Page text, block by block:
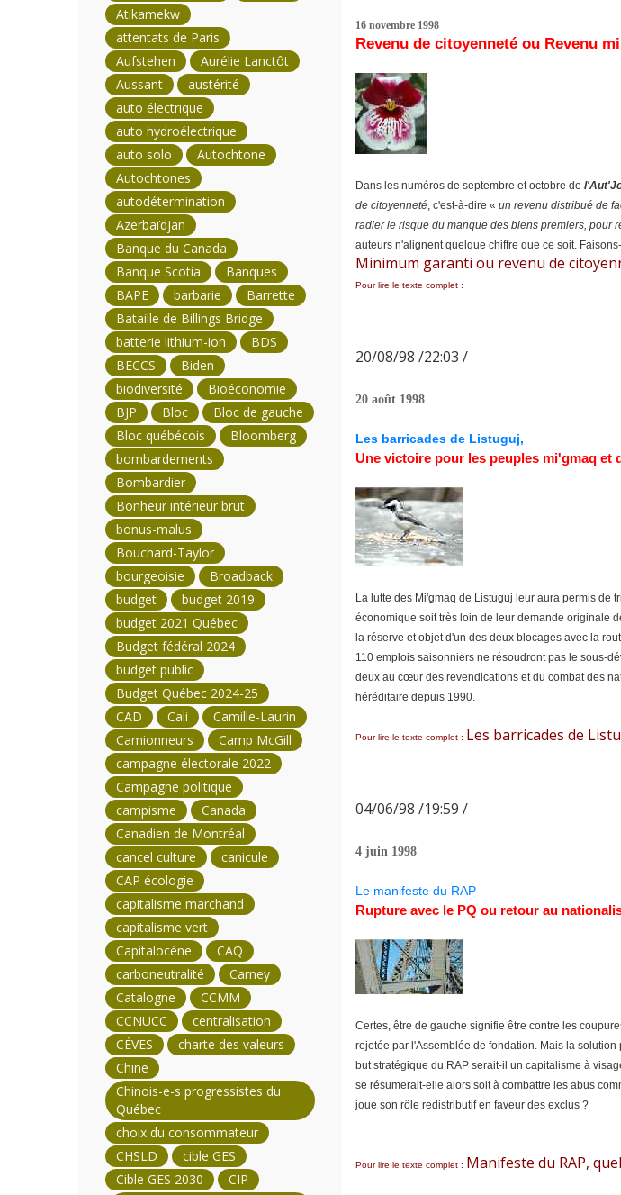
16 novembre 1998
Revenu de citoyenneté ou Revenu
Dans les numéros de septembre et octobre de
de citoyenneté, c'est-à-dire « un revenu distribué de
radier le risque du manque des biens premiers, pour
auteurs n'alignent quelque chiffre que ce soit.
Minimum garanti ou revenu de
Pour lire le texte complet :
20/08/98 /22:03 /
20 août 1998
Les barricades de Listuguj,
Une victoire pour les peuples mi'gmaq et
La lutte des Mi'gmaq de Listuguj leur aura permis de
économique soit très loin de leur demande originale
la réserve et objet d'un des deux blocages avec la
110 emplois saisonniers ne résoudront pas le sous-
deux au cœur des revendications et du combat des
héréditaire depuis 1990.
Pour lire le texte complet : Les barricades de
04/06/98 /19:59 /
4 juin 1998
Le manifeste du RAP
Rupture avec le PQ ou retour au
Certes, être de gauche signifie être contre les
rejetée par l'Assemblée de fondation. Mais la
but stratégique du RAP serait-il un capitalisme à
se résumerait-elle alors soit à combattre les abus
joue son rôle redistributif en faveur des exclus ?
Pour lire le texte complet : Manifeste du RAP,
Atikamekw
attentats de Paris
Aufstehen
Aurélie Lanctôt
Aussant
austérité
auto électrique
auto hydroélectrique
auto solo
Autochtone
Autochtones
autodétermination
Azerbaïdjan
Banque du Canada
Banque Scotia
Banques
BAPE
barbarie
Barrette
Bataille de Billings Bridge
batterie lithium-ion
BDS
BECCS
Biden
biodiversité
Bioéconomie
BJP
Bloc
Bloc de gauche
Bloc québécois
Bloomberg
bombardements
Bombardier
Bonheur intérieur brut
bonus-malus
Bouchard-Taylor
bourgeoisie
Broadback
budget
budget 2019
budget 2021 Québec
Budget fédéral 2024
budget public
Budget Québec 2024-25
CAD
Cali
Camille-Laurin
Camionneurs
Camp McGill
campagne électorale 2022
Campagne politique
campisme
Canada
Canadien de Montréal
cancel culture
canicule
CAP écologie
capitalisme marchand
capitalisme vert
Capitalocène
CAQ
carboneutralité
Carney
Catalogne
CCMM
CCNUCC
centralisation
CÉVES
charte des valeurs
Chine
Chinois-e-s progressistes du
Québec
choix du consommateur
CHSLD
cible GES
Cible GES 2030
CIP